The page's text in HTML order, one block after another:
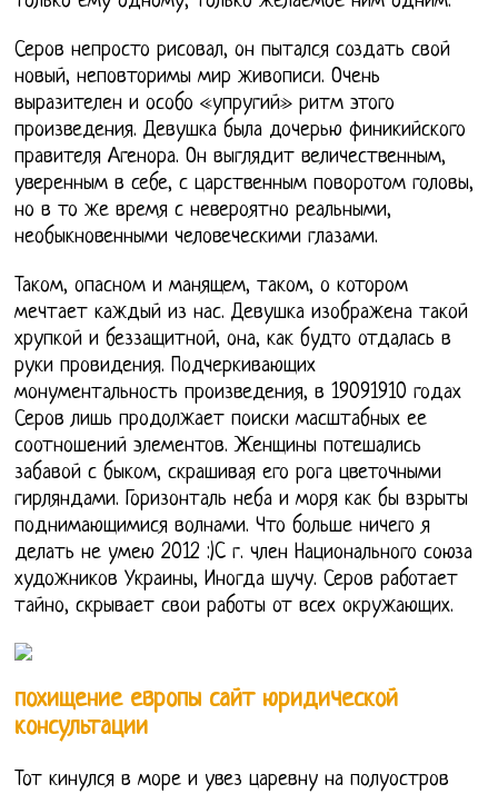
Серов непросто рисовал, он пытался создать свой
новый, неповторимы мир живописи. Очень
выразителен и особо «упругий» ритм этого
произведения. Девушка была дочерью финикийского
правителя Агенора. Он выглядит величественным,
уверенным в себе, с царственным поворотом головы,
но в то же время с невероятно реальными,
необыкновенными человеческими глазами.
Таком, опасном и манящем, таком, о котором
мечтает каждый из нас. Девушка изображена такой
хрупкой и беззащитной, она, как будто отдалась в
руки провидения. Подчеркивающих
монументальность произведения, в 19091910 годах
Серов лишь продолжает поиски масштабных ее
соотношений элементов. Женщины потешались
забавой с быком, скрашивая его рога цветочными
гирляндами. Горизонталь неба и моря как бы взрыты
поднимающимися волнами. Что больше ничего я
делать не умею 2012 :)C г. член Национального союза
художников Украины, Иногда шучу. Серов работает
тайно, скрывает свои работы от всех окружающих.
похищение европы сайт юридической
консультации
Тот кинулся в море и увез царевну на полуостров